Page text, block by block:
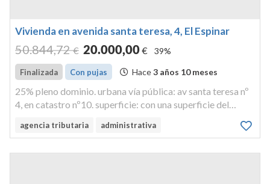
Vivienda en avenida santa teresa, 4, El Espinar
50.844,72 € 20.000,00€ 39%
Finalizada Con pujas Hace3 años 10 meses
25% pleno dominio. urbana vía pública: av santa teresa nº
4, en catastro nº10. superficie: con una superficie del
decímetros cuadrados, una superficie de
agencia tributaria administrativa